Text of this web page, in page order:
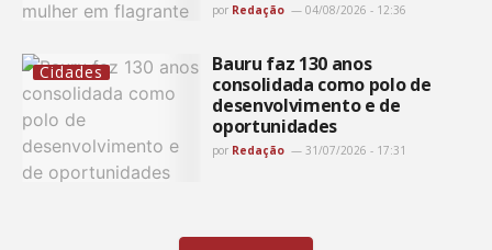
por Redação 04/08/2026 - 12:36
Cidades
Bauru faz 130 anos
consolidada como polo de
desenvolvimento e de
oportunidades
por Redação 31/07/2026 - 17:31